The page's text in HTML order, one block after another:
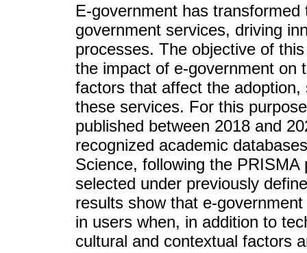
E-government has
government services, driving
processes. The objective of
the impact of e-government on
factors that affect the
these services. For this
published between 2018 and
recognized academic
Science, following the
selected under previously
results show that e-
in users when, in addition to
cultural and contextual factors